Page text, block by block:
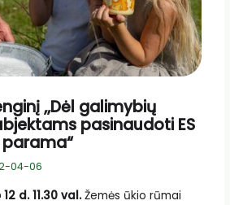
,,Dėl galimybių
pasinaudoti ES
04-06
d. 11.30 val.Žemės ūkio rūmai